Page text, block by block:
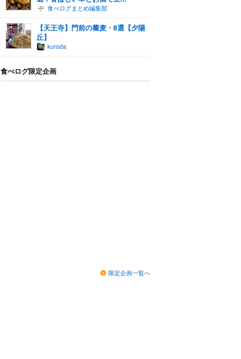
食べログまとめ編集部
【天王寺】門前の蕎麦・8選【夕陽
丘】
kuroda
食べログ限定企画
限定企画一覧へ